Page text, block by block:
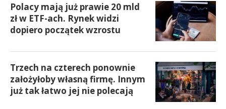
Polacy mają już prawie 20 mld
zł w ETF-ach. Rynek widzi
dopiero początek wzrostu
Trzech na czterech ponownie
założyłoby własną firmę. Innym
już tak łatwo jej nie polecają